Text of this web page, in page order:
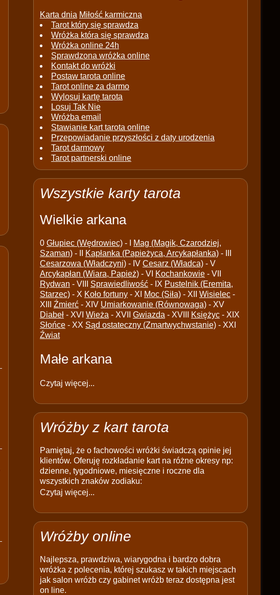
Karta dnia Miłość karmiczna
Tarot który się sprawdza
Wróżka która się sprawdza
Wróżka online 24h
Sprawdzona wróżka online
Kontakt do wróżki
Postaw tarota online
Tarot online za darmo
Wylosuj kartę tarota
Losuj Tak Nie
Wróżba email
Stawianie kart tarota online
Przepowiadanie przyszłości z daty urodzenia
Tarot darmowy
Tarot partnerski online
Wszystkie karty tarota
Wielkie arkana
0 Głupiec (Wędrowiec) - I
Mag (Magik, Czarodziej,
Szaman) - II Kapłanka (Papieżyca, Arcykapłanka) - III
Cesarzowa (Władczyni) - IV Cesarz (Władca) - V
Arcykapłan (Wiara, Papież) - VI Kochankowie - VII
Rydwan - VIII Sprawiedliwość - IX Pustelnik (Eremita,
Starzec) - X Koło fortuny - XI Moc (Siła) - XII Wisielec -
XIII Źmierć - XIV Umiarkowanie (Równowaga) - XV
Diabeł - XVI Wieża - XVII Gwiazda - XVIII Księżyc - XIX
Słońce - XX Sąd ostateczny (Zmartwychwstanie) - XXI
Źwiat
Małe arkana
Czytaj więcej...
Wróżby z kart tarota
Pamiętaj, że o fachowości wróżki świadczą opinie jej
klientów. Oferuję rozkładanie kart na różne okresy np:
dzienne, tygodniowe, miesięczne i roczne dla
wszystkich znaków zodiaku:
Czytaj więcej...
Wróżby online
Najlepsza, prawdziwa, wiarygodna i bardzo dobra
wróżka z polecenia, której szukasz w takich miejscach
jak salon wróżb czy gabinet wróżb teraz dostępna jest
on line.